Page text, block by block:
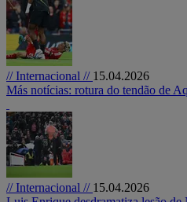
// Internacional // 15.04.2026
Más notícias: rotura do tendão de
// Internacional // 15.04.2026